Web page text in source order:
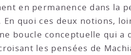
en permanence dans la
En quoi ces deux notions,
boucle conceptuelle qui a
les pensées de